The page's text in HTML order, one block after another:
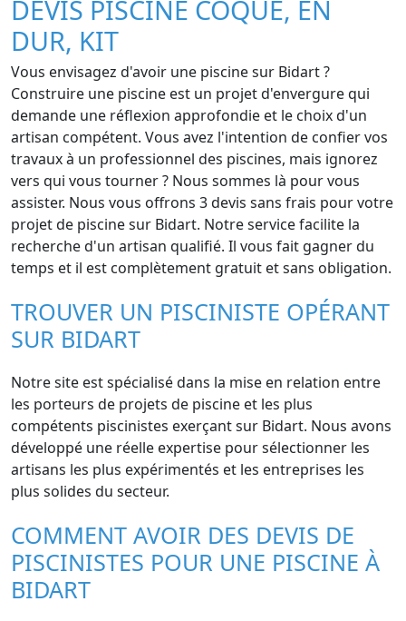
DEVIS PISCINE COQUE, EN
DUR, KIT
Vous envisagez d'avoir une piscine sur Bidart ?
Construire une piscine est un projet d'envergure qui
demande une réflexion approfondie et le choix d'un
artisan compétent. Vous avez l'intention de confier vos
travaux à un professionnel des piscines, mais ignorez
vers qui vous tourner ? Nous sommes là pour vous
assister. Nous vous offrons 3 devis sans frais pour votre
projet de piscine sur Bidart. Notre service facilite la
recherche d'un artisan qualifié. Il vous fait gagner du
temps et il est complètement gratuit et sans obligation.
TROUVER UN PISCINISTE OPÉRANT
SUR BIDART
Notre site est spécialisé dans la mise en relation entre
les porteurs de projets de piscine et les plus
compétents piscinistes exerçant sur Bidart. Nous avons
développé une réelle expertise pour sélectionner les
artisans les plus expérimentés et les entreprises les
plus solides du secteur.
COMMENT AVOIR DES DEVIS DE
PISCINISTES POUR UNE PISCINE À
BIDART